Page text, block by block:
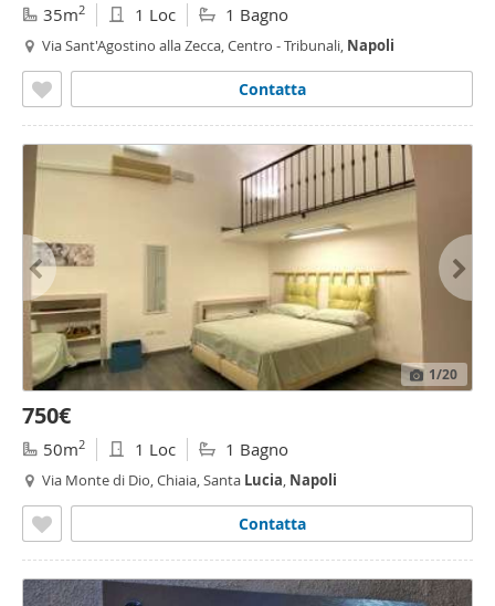
35m2 1 Loc 1 Bagno
Via Sant'Agostino alla Zecca, Centro - Tribunali, Napoli
Contatta
1/20
750€
50m2 1 Loc 1 Bagno
Via Monte di Dio, Chiaia, Santa Lucia, Napoli
Contatta